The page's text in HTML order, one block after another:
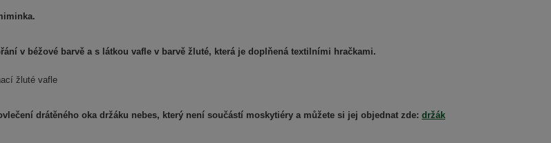
v béžové barvě a s látkou vafle v barvě žluté, která je doplňená textilními hračkami.
žluté vafle
drátěného oka držáku nebes, který není součástí moskytiéry a můžete si jej objednat zde: držák